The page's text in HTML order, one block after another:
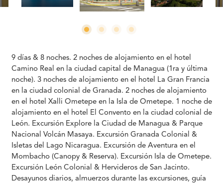
9 días & 8 noches. 2 noches de alojamiento en el hotel
Camino Real en la ciudad capital de Managua (1ra y última
noche). 3 noches de alojamiento en el hotel La Gran Francia
en la ciudad colonial de Granada. 2 noches de alojamiento
en el hotel Xalli Ometepe en la Isla de Ometepe. 1 noche de
alojamiento en el hotel El Convento en la ciudad colonial de
León. Excursión Explore la Ciudad de Managua & Parque
Nacional Volcán Masaya. Excursión Granada Colonial &
Isletas del Lago Nicaragua. Excursión de Aventura en el
Mombacho (Canopy & Reserva). Excursión Isla de Ometepe.
Excursión León Colonial & Hervideros de San Jacinto.
Desayunos diarios, almuerzos durante las excursiones, guía